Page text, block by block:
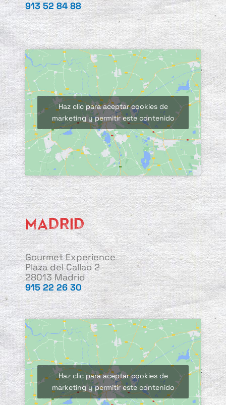
913 52 84 88
Haz clic para aceptar cookies de
marketing y permitir este contenido
MADRID
Gourmet Experience
Plaza del Callao 2
28013 Madrid
915 22 26 30
Haz clic para aceptar cookies de
marketing y permitir este contenido